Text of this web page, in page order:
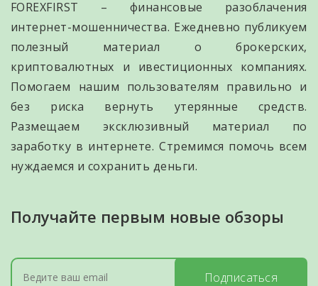
FOREXFIRST – финансовые разоблачения
интернет-мошенничества. Ежедневно публикуем
полезный материал о брокерских,
криптовалютных и ивестиционных компаниях.
Помогаем нашим пользователям правильно и
без риска вернуть утерянные средств.
Размещаем эксклюзивный материал по
заработку в интернете. Стремимся помочь всем
нуждаемся и сохранить деньги.
Получайте первым новые обзоры
Подписаться